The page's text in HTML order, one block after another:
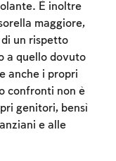
È inoltre
maggiore,
un rispetto
a quello dovuto
anche i propri
confronti non è
genitori, bensì
e alle
need